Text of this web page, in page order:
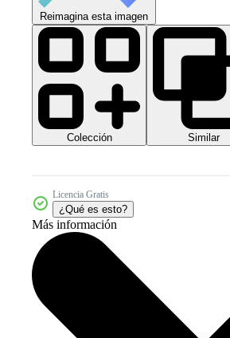
Reimagina esta imagen
Colección Similar
Licencia Gratis
¿Qué es esto?
Más información